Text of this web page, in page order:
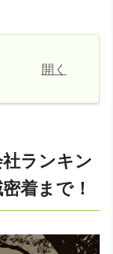
開く
ランキン
着まで！